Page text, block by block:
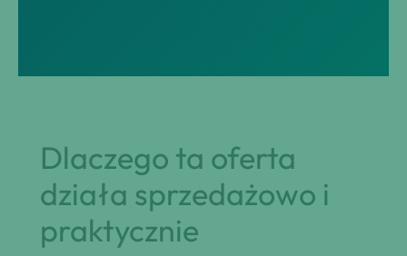
Dlaczego ta oferta
działa sprzedażowo i
praktycznie